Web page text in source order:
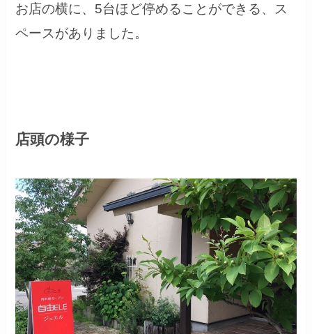
お店の横に、5台ほど停めることができる、ス
ペースがありました。
店頭の様子